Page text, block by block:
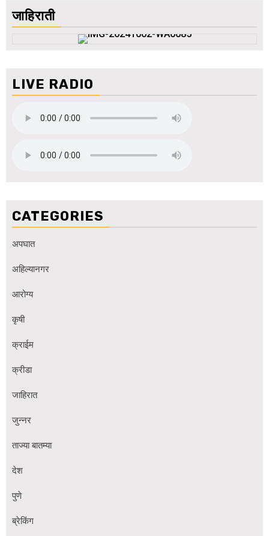
जाहिराती
LIVE RADIO
CATEGORIES
अपघात
अहिल्यानगर
आरोग्य
कृषी
क्राईम
क्रीडा
जाहिरात
जुन्नर
ताज्या बातम्या
देश
पुणे
ब्रेकिंग